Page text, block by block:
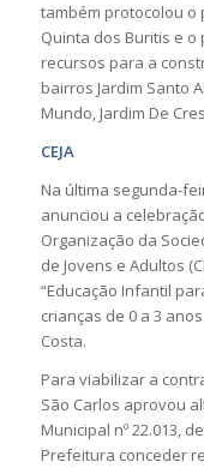
também protocolou o
Quinta dos Buritis e
recursos para a
bairros Jardim Santo
Mundo, Jardim De
CEJA
Na última segunda-
anunciou a
Organização da
de Jovens e Adultos
“Educação Infantil
crianças de 0 a 3
Costa.
Para viabilizar a
São Carlos aprovou
Municipal nº 22.013,
Prefeitura conceder